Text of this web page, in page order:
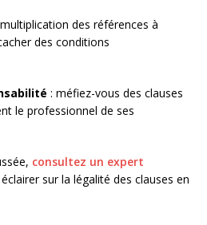
des références à
des conditions
: méfiez-vous des clauses
le professionnel de ses
consultez un expert
sur la légalité des clauses en